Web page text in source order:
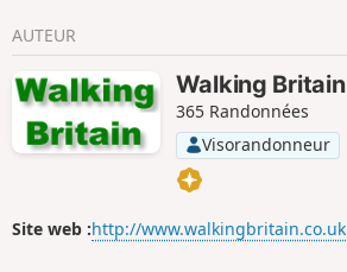
AUTEUR
Walking Britain
365 Randonnées
Visorandonneur
Site web :http://www.walkingbritain.co.uk